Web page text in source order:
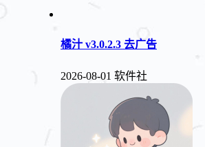
橘汁 v3.0.2.3 去广告
2026-08-01 软件社